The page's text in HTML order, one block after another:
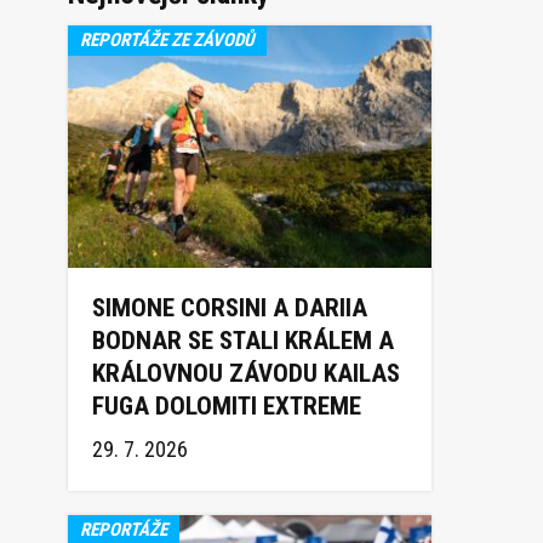
REPORTÁŽE ZE ZÁVODŮ
SIMONE CORSINI A DARIIA
BODNAR SE STALI KRÁLEM A
KRÁLOVNOU ZÁVODU KAILAS
FUGA DOLOMITI EXTREME
TRAIL 2026
29. 7. 2026
REPORTÁŽE